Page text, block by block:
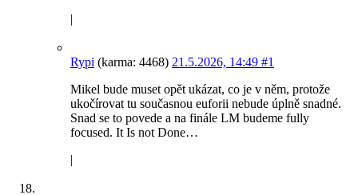
|
Rypi (karma: 4468) 21.5.2026, 14:49 #1
Mikel bude muset opět ukázat, co je v něm, protože
ukočírovat tu současnou euforii nebude úplně snadné.
Snad se to povede a na finále LM budeme fully
focused. It Is not Done…
|